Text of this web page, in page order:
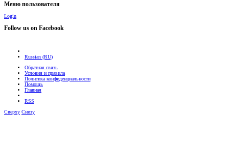
Меню пользователя
Login
Follow us on Facebook
Russian (RU)
Обратная связь
Условия и правила
Политика конфиденциальности
Помощь
Главная
RSS
Сверху Снизу